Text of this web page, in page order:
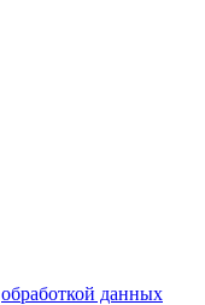
обработкой данных